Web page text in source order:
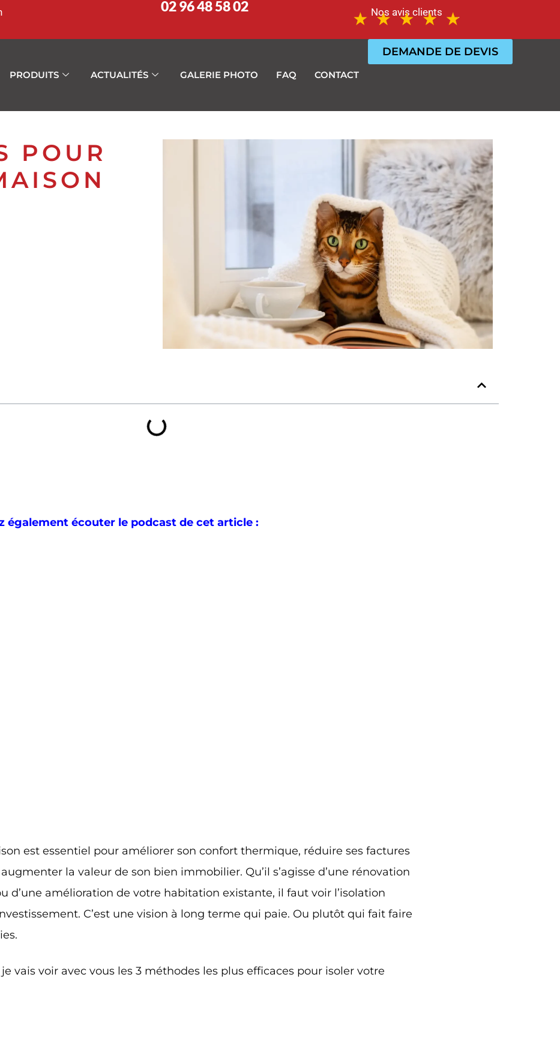
02 96 48 58 02 Nos avis clients
PRODUITS ACTUALITÉS GALERIE PHOTO FAQ CONTACT
DEMANDE DE DEVIS
POUR
également écouter le podcast de cet article :
est essentiel pour améliorer son confort thermique, réduire ses factures
la valeur de son bien immobilier. Qu’il s’agisse d’une rénovation
d’une amélioration de votre habitation existante, il faut voir l’isolation
C’est une vision à long terme qui paie. Ou plutôt qui fait faire
je vais voir avec vous les 3 méthodes les plus efficaces pour isoler votre